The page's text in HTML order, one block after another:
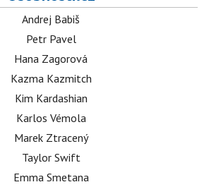
Andrej Babiš
Petr Pavel
Hana Zagorová
Kazma Kazmitch
Kim Kardashian
Karlos Vémola
Marek Ztracený
Taylor Swift
Emma Smetana